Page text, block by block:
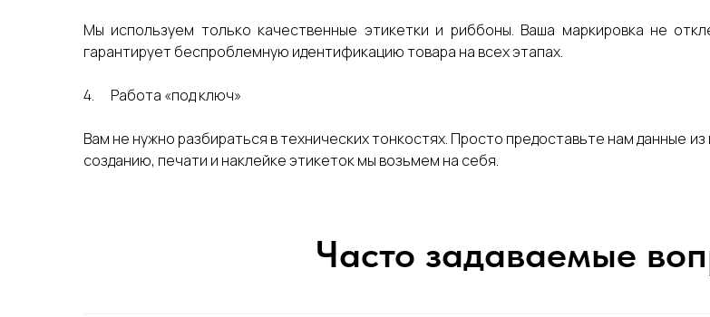
Мы используем только качественные этикетки и риббоны. Ваша маркировка не
гарантирует беспроблемную идентификацию товара на всех этапах.
4. Работа «под ключ»
Вам не нужно разбираться в технических тонкостях. Просто предоставьте нам данные
созданию, печати и наклейке этикеток мы возьмем на себя.
Часто задаваемые